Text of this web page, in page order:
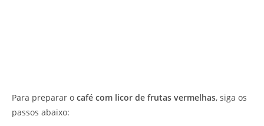
Para preparar o café com licor de frutas vermelhas, siga os
passos abaixo: